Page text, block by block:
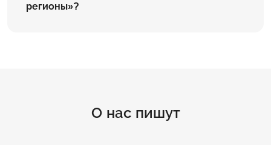
регионы»?
О нас пишут